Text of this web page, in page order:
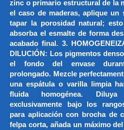
zinc o primario estructural de la
el caso de maderas, aplique un
tapar la porosidad natural;
absorba el esmalte de forma
acabado final. 3.
DILUCIÓN: Los pigmentos
el fondo del envase
prolongado. Mezcle
una espátula o varilla limpia
fluida homogénea. Diluya
exclusivamente bajo los
para aplicación con brocha de
felpa corta, añada un máximo